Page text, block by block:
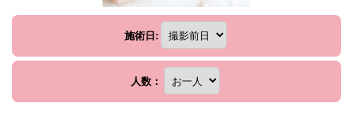
施術日:
人数：